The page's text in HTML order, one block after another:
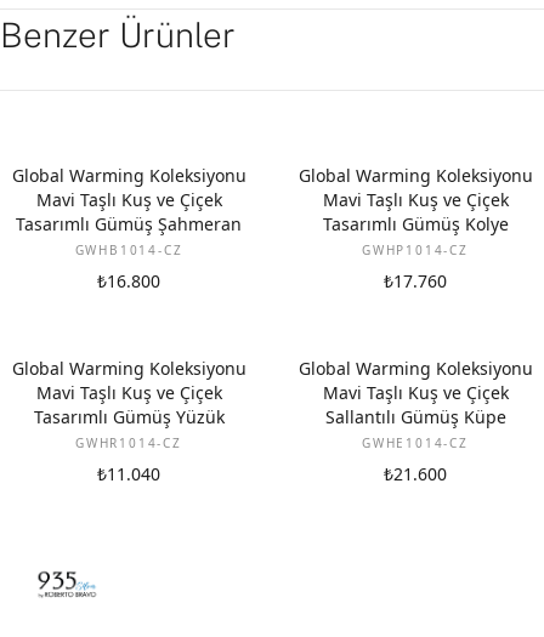
Benzer Ürünler
Global Warming Koleksiyonu
Mavi Taşlı Kuş ve Çiçek
Tasarımlı Gümüş Şahmeran
GWHB1014-CZ
₺16.800
Global Warming Koleksiyonu
Mavi Taşlı Kuş ve Çiçek
Tasarımlı Gümüş Kolye
GWHP1014-CZ
₺17.760
Global Warming Koleksiyonu
Mavi Taşlı Kuş ve Çiçek
Tasarımlı Gümüş Yüzük
GWHR1014-CZ
₺11.040
Global Warming Koleksiyonu
Mavi Taşlı Kuş ve Çiçek
Sallantılı Gümüş Küpe
GWHE1014-CZ
₺21.600